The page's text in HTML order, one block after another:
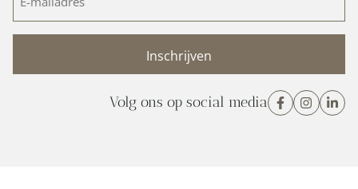
mailadres
Volg ons op social media